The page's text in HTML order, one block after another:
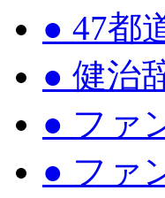
● 47都
● 健治
● ファ
● ファ